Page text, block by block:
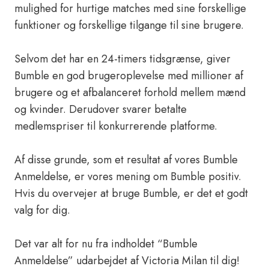
mulighed for hurtige matches med sine forskellige
funktioner og forskellige tilgange til sine brugere.
Selvom det har en 24-timers tidsgrænse, giver
Bumble en god brugeroplevelse med millioner af
brugere og et afbalanceret forhold mellem mænd
og kvinder. Derudover svarer betalte
medlemspriser til konkurrerende platforme.
Af disse grunde, som et resultat af vores Bumble
Anmeldelse, er vores mening om Bumble positiv.
Hvis du overvejer at bruge Bumble, er det et godt
valg for dig.
Det var alt for nu fra indholdet “Bumble
Anmeldelse” udarbejdet af Victoria Milan til dig!